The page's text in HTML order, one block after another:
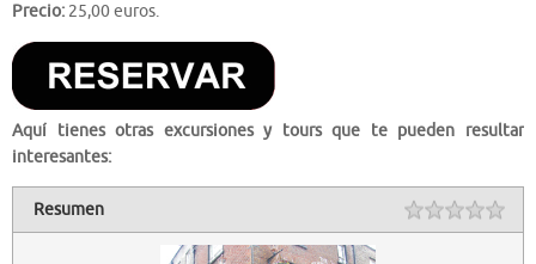
Precio: 25,00 euros.
Aquí tienes otras excursiones y tours que te pueden resultar
interesantes:
Resumen